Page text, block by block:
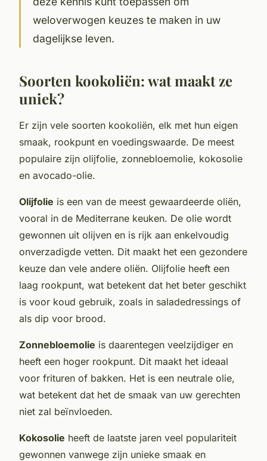
weloverwogen keuzes te maken in uw
dagelijkse leven.
Soorten kookoliën: wat maakt ze
uniek?
Er zijn vele soorten kookoliën, elk met hun eigen
smaak, rookpunt en voedingswaarde. De meest
populaire zijn olijfolie, zonnebloemolie, kokosolie
en avocado-olie.
Olijfolie is een van de meest gewaardeerde oliën,
vooral in de Mediterrane keuken. De olie wordt
gewonnen uit olijven en is rijk aan enkelvoudig
onverzadigde vetten. Dit maakt het een gezondere
keuze dan vele andere oliën. Olijfolie heeft een
laag rookpunt, wat betekent dat het beter geschikt
is voor koud gebruik, zoals in saladedressings of
als dip voor brood.
Zonnebloemolie is daarentegen veelzijdiger en
heeft een hoger rookpunt. Dit maakt het ideaal
voor frituren of bakken. Het is een neutrale olie,
wat betekent dat het de smaak van uw gerechten
niet zal beïnvloeden.
Kokosolie heeft de laatste jaren veel populariteit
gewonnen vanwege zijn unieke smaak en